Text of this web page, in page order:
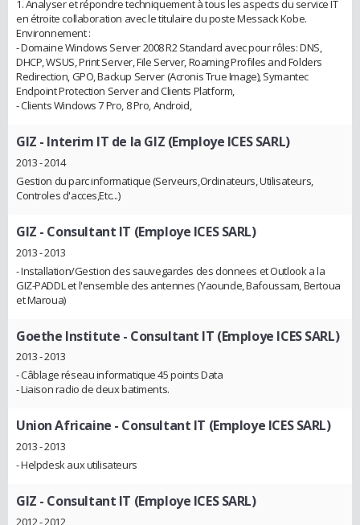
1. Analyser et répondre techniquement à tous les aspects du service IT
en étroite collaboration avec le titulaire du poste Messack Kobe.
Environnement :
- Domaine Windows Server 2008 R2 Standard avec pour rôles: DNS,
DHCP, WSUS, Print Server, File Server, Roaming Profiles and Folders
Redirection, GPO, Backup Server (Acronis True Image), Symantec
Endpoint Protection Server and Clients Platform,
- Clients Windows 7 Pro, 8 Pro, Android,
GIZ - Interim IT de la GIZ (Employe ICES SARL)
2013 - 2014
Gestion du parc informatique (Serveurs,Ordinateurs, Utilisateurs,
Controles d'acces,Etc...)
GIZ - Consultant IT (Employe ICES SARL)
2013 - 2013
- Installation/Gestion des sauvegardes des donnees et Outlook a la
GIZ-PADDL et l'ensemble des antennes (Yaounde, Bafoussam, Bertoua
et Maroua)
Goethe Institute - Consultant IT (Employe ICES SARL)
2013 - 2013
- Câblage réseau informatique 45 points Data
- Liaison radio de deux batiments.
Union Africaine - Consultant IT (Employe ICES SARL)
2013 - 2013
- Helpdesk aux utilisateurs
GIZ - Consultant IT (Employe ICES SARL)
2012 - 2012